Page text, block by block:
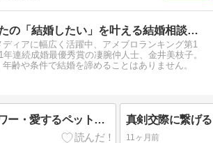
あなたの「結婚したい」を叶える結婚相談所です。
ディアに幅広く活躍中、アメブロランキング第1
年連続成婚最優秀賞の凄腕仲人士、金井美枝子。
年齢や条件で結婚を諦めることはありません。
隕石の不思議なパワー・愛するペットの体調不良が改善した驚きの体験談
11ヶ月前